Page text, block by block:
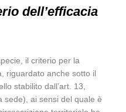
dell’efficacia
il criterio per la
riguardato anche sotto il
stabilito dall’art. 13,
sede), ai sensi del quale è